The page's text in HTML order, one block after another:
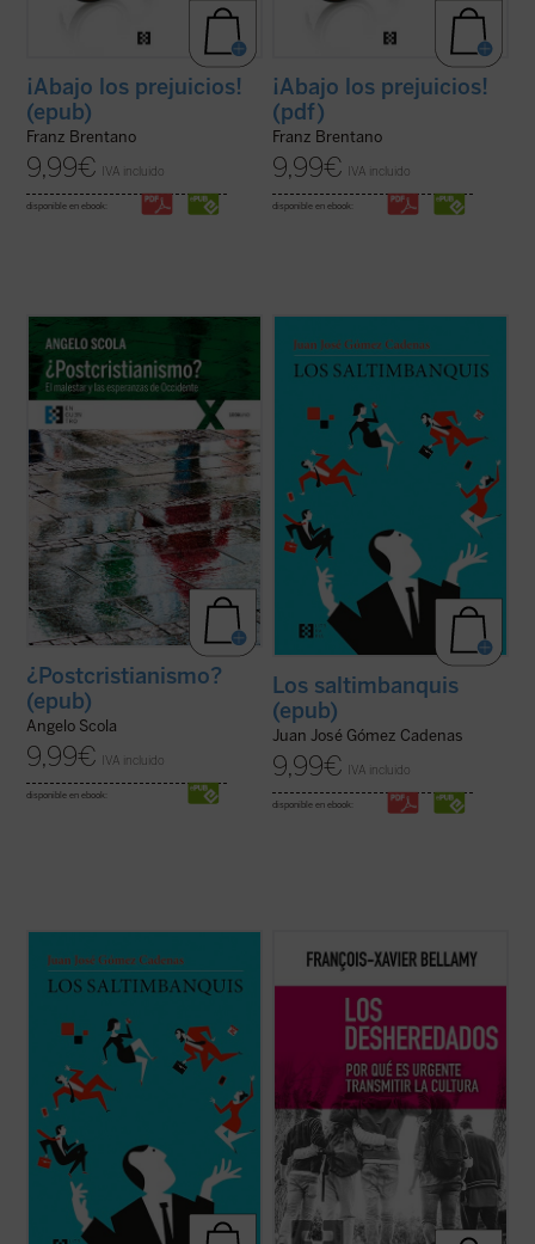
¡Abajo los prejuicios!
(epub)
Franz Brentano
9,99€ IVA incluido
disponible en ebook:
¡Abajo los prejuicios!
(pdf)
Franz Brentano
9,99€ IVA incluido
disponible en ebook:
sociológicamente postcristiana, el cardenal
Scola se pregunta si ha llegado el tiempo
del «postcristianismo» o si, por el
contrario, es posible encontrar hoy
hombres y mujeres que continúen
esperando que haya ...
(ver ficha)
¿Postcristianismo?
(epub)
Angelo Scola
9,99€ IVA incluido
disponible en ebook:
de despachos de acero y metacrilato,
cámaras ocultas, selectos restaurantes y
exclusivos clubs deportivos, con
cada palabra tiene un precio.
La trama arranca ...(ver ficha)
Los saltimbanquis
(epub)
Juan José Gómez Cadenas
9,99€ IVA incluido
disponible en ebook:
de despachos de acero y metacrilato,
cámaras ocultas, selectos restaurantes y
exclusivos clubs deportivos, con
cada palabra tiene un precio.
La trama arranca ...(ver ficha)
Bellamy expone aquí de forma precisa y
brillante, a través de las figuras de
principales hitos del proceso de ruptura de
la transmisión de la cultura que ha tenido
lugar en los últimos siglos en Europa.... (ver